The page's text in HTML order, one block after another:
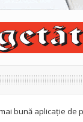
bună aplicație de